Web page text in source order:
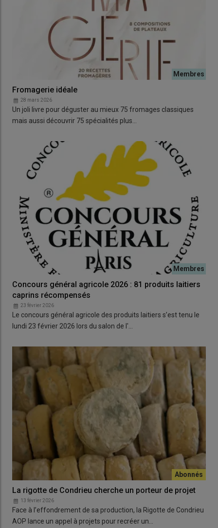
Fromagerie idéale
28 mars 2026
Un joli livre pour déguster au mieux 75 fromages classiques
mais aussi découvrir 75 spécialités plus…
Concours général agricole 2026 : 81 produits laitiers
caprins récompensés
23 février 2026
Le concours général agricole des produits laitiers s’est tenu le
lundi 23 février 2026 lors du salon de l'…
La rigotte de Condrieu cherche un porteur de projet
13 février 2026
Face à l’effondrement de sa production, la Rigotte de Condrieu
AOP lance un appel à projets pour recréer un…